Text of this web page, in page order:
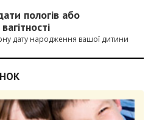
пологів або
дату народження вашої дитини